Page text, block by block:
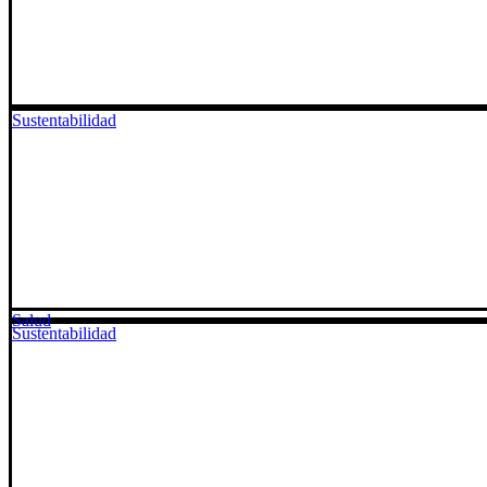
Sustentabilidad
Sustentabilidad
Salud